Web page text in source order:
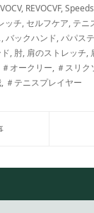
, REVOCVF,
ッチ, セルフケア, テニ
,バックハンド,パパス
, 肘, 肩のストレッチ,
＃オークリー, ＃スリク
, ＃テニスプレイヤー